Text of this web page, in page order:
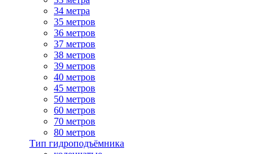
34 метра
35 метров
36 метров
37 метров
38 метров
39 метров
40 метров
45 метров
50 метров
60 метров
70 метров
80 метров
Тип гидроподъёмника